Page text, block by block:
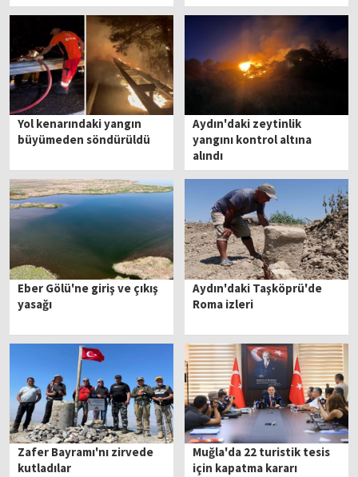
Yol kenarındaki yangın
büyümeden söndürüldü
Aydın'daki zeytinlik
yangını kontrol altına
alındı
Eber Gölü'ne giriş ve çıkış
yasağı
Aydın'daki Taşköprü'de
Roma izleri
Zafer Bayramı'nı zirvede
kutladılar
Muğla'da 22 turistik tesis
için kapatma kararı